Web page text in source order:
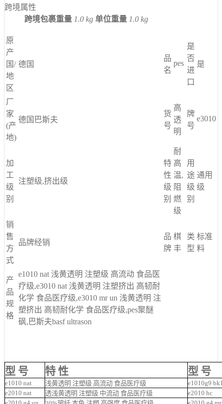
跨境属性
跨境包裹重量 1.0 kg 单位重量 1.0 kg
原
产
国/
地
区
德国
品
名
pes
是
否
进
口
是
厂
家
(产
地)
德国巴斯夫
货
号
高
透
明
牌
号
e3010
加
工
级
别
注塑级,挤出级
特
性
级
别
耐
高
温,
阻
燃
级
用
途
级
别
通用
级
销
售
方
式
品牌经销
品
牌
棋
丰
类
型
标准
料
产
品
规
格
e1010 nat 浅黄透明 注塑级 高流动 食品医
疗级,e3010 nat 浅黄透明 注塑挤出 高韧耐
化学 食品医疗级,e3010 mr un 浅黄透明 注
塑挤出 高韧耐化学 食品医疗级,pes聚醚
砜,巴斯夫basf ultrason
型 号 特 性 型 号
e1010 nat 浅黄透明 注塑级 高流动 食品医疗级
e1010g9
e2010 nat
透浅黄透明 注塑级 中流动 食品医疗级
e2010 hc
e2010 g4 un
e2010 g4